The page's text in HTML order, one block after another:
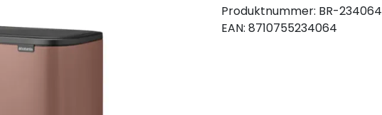
Produktnummer: BR-234064
EAN: 8710755234064